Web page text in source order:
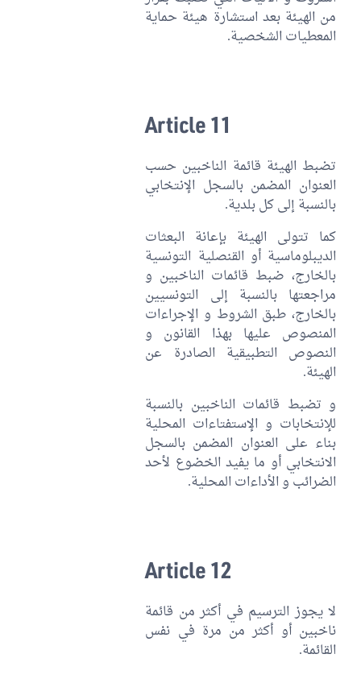
من الهيئة بعد استشارة هيئة حماية
المعطيات الشخصية.
Article 11
تضبط الهيئة قائمة الناخبين حسب
العنوان المضمن بالسجل الإنتخابي
بالنسبة إلى كل بلدية.
كما تتولى الهيئة بإعانة البعثات
الديبلوماسية أو القنصلية التونسية
بالخارج، ضبط قائمات الناخبين و
مراجعتها بالنسبة إلى التونسيين
بالخارج، طبق الشروط و الإجراءات
المنصوص عليها بهذا القانون و
النصوص التطبيقية الصادرة عن
الهيئة.
و تضبط قائمات الناخبين بالنسبة
للإنتخابات و الإستفتاءات المحلية
بناء على العنوان المضمن بالسجل
الانتخابي أو ما يفيد الخضوع لأحد
الضرائب و الأداءات المحلية.
Article 12
لا يجوز الترسيم في أكثر من قائمة
ناخبين أو أكثر من مرة في نفس
القائمة.